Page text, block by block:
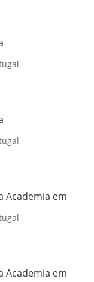
Academia em
Academia em